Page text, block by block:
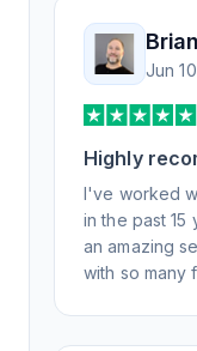
Jun
Highly
/ widget
I've worked
in the past 15
an amazing
with so many